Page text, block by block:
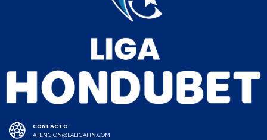
CONTACTO
ATENCION@LALIGAHN.COM